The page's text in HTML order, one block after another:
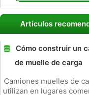
Artículos
Cómo construir un
de muelle de carga
Camiones muelles de
utilizan en lugares